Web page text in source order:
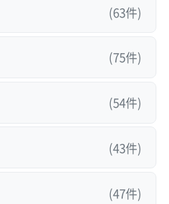
(63件)
(75件)
(54件)
(43件)
(47件)